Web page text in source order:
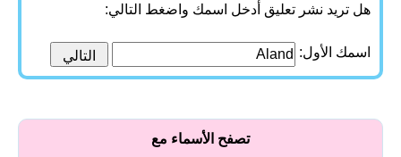
هل تريد نشر تعليق أدخل اسمك واضغط التالي:
اسمك الأول:
تصفح الأسماء مع